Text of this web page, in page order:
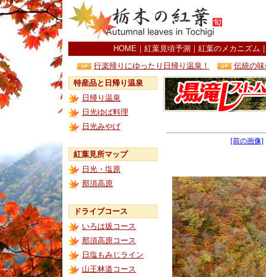
HOME ｜ 紅葉見頃予測 ｜ 紅葉のメカニズム
行楽帰りにゆったり日帰り温泉！
伝統の
特産品と日帰り温泉
日帰り温泉
日光ゆば料理
日光みやげ
紅葉見所マップ
日光・塩原
那須高原
ドライブコース
いろは坂コース
那須高原コース
日塩もみじライン
山王林道コース
[前の画像]